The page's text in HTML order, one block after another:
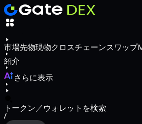
市場先物現物クロスチェーンスワップ
紹介
さらに表示
トークン／ウォレットを検索
/